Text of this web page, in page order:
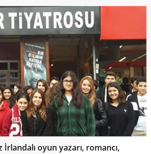
oyun yazarı, romancı,